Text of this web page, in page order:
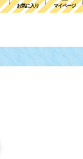
お気に入り マイページ